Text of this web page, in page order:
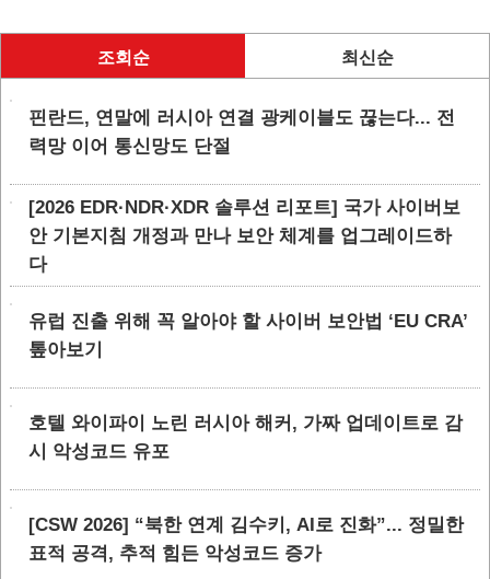
조회순 최신순
핀란드, 연말에 러시아 연결 광케이블도 끊는다... 전
력망 이어 통신망도 단절
[2026 EDR·NDR·XDR 솔루션 리포트] 국가 사이버보
안 기본지침 개정과 만나 보안 체계를 업그레이드하
다
유럽 진출 위해 꼭 알아야 할 사이버 보안법 ‘EU CRA’
톺아보기
호텔 와이파이 노린 러시아 해커, 가짜 업데이트로 감
시 악성코드 유포
[CSW 2026] “북한 연계 김수키, AI로 진화”... 정밀한
표적 공격, 추적 힘든 악성코드 증가